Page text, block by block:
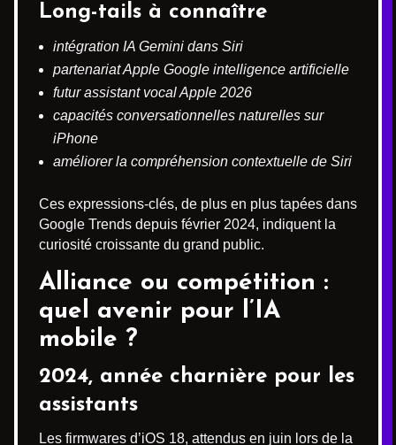
Long-tails à connaître
intégration IA Gemini dans Siri
partenariat Apple Google intelligence artificielle
futur assistant vocal Apple 2026
capacités conversationnelles naturelles sur
iPhone
améliorer la compréhension contextuelle de Siri
Ces expressions-clés, de plus en plus tapées dans
Google Trends depuis février 2024, indiquent la
curiosité croissante du grand public.
Alliance ou compétition :
quel avenir pour l’IA
mobile ?
2024, année charnière pour les
assistants
Les firmwares d’iOS 18, attendus en juin lors de la